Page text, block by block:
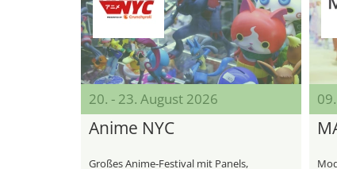
20. - 23. August 2026
Anime NYC
Großes Anime‑Festival mit Panels,